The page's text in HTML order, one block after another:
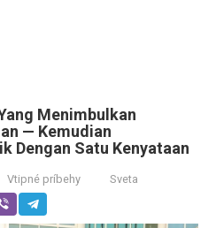
Menimbulkan
— Kemudian
Dengan Satu Kenyataan
Vtipné príbehy Sveta